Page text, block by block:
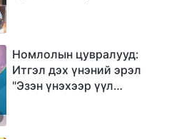
Номлолын цувралууд:
Итгэл дэх үнэний эрэл
"Эзэн үнэхээр үүл